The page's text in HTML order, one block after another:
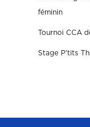
féminin
Tournoi CCA
Stage P'tits